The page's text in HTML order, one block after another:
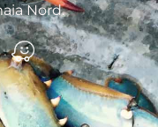
Nord.